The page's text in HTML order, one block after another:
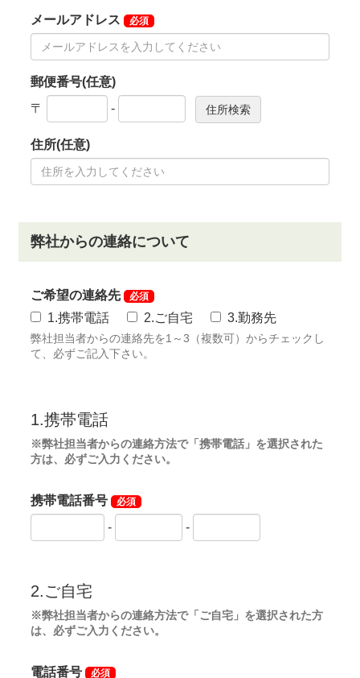
・電車利用を利用の場合
JR埼京線「指扇駅」下車。指扇駅からタクシーで約8
JR埼京線「南古谷駅」下車。南古谷駅から送迎バスで
約10分。
※送迎バスの乗り場は埼玉信用金庫前です。